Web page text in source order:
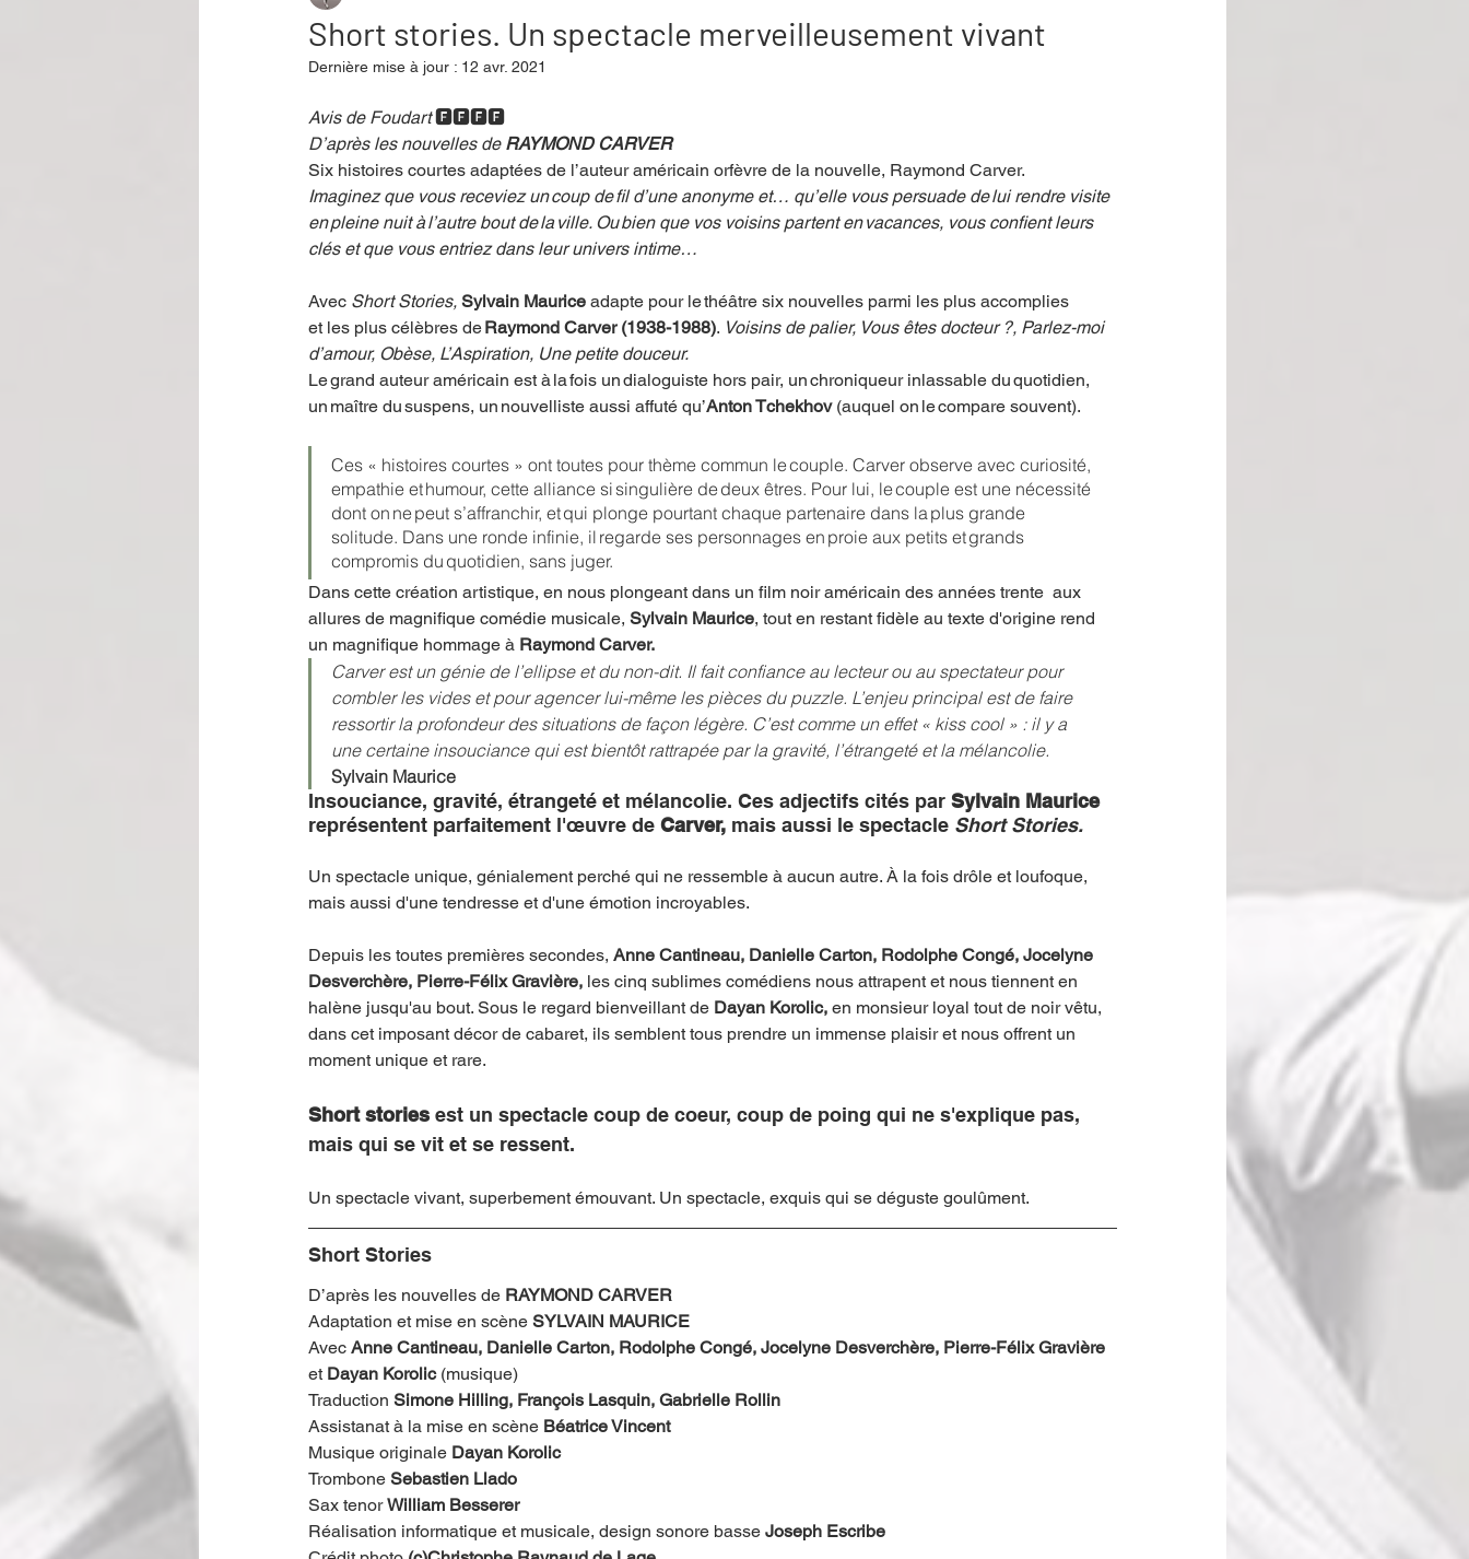
Événement Validé par Romane. Spécial Famille Littérature Cirque Interview
Offre spéciale Annuaire Théâtre - Musée Hommage
Short stories. Un spectacle merveilleusement vivant
Dernière mise à jour : 12 avr. 2021
Avis de Foudart 🅵🅵🅵🅵
D’après les nouvelles de RAYMOND CARVER
Six histoires courtes adaptées de l’auteur américain orfèvre de la nouvelle, Raymond Carver.
Imaginez que vous receviez un coup de fil d’une anonyme et… qu’elle vous persuade de lui rendre visite
en pleine nuit à l’autre bout de la ville. Ou bien que vos voisins partent en vacances, vous confient leurs
clés et que vous entriez dans leur univers intime…
Avec Short Stories, Sylvain Maurice adapte pour le théâtre six nouvelles parmi les plus accomplies
et  les plus célèbres de Raymond Carver (1938-1988). Voisins de palier, Vous êtes docteur ?, Parlez-moi
d’amour, Obèse, L’Aspiration, Une petite douceur.
Le grand auteur américain est à la fois un dialoguiste hors pair, un chroniqueur inlassable du quotidien,
un maître du suspens, un nouvelliste aussi affuté qu’Anton Tchekhov (auquel on le compare souvent).
Ces « histoires courtes » ont toutes pour thème commun le couple. Carver observe avec curiosité,
empathie et humour, cette alliance si singulière de deux êtres. Pour lui, le couple est une nécessité
dont on ne peut s’affranchir, et qui plonge pourtant chaque partenaire dans la plus grande
solitude. Dans une ronde infinie, il regarde ses personnages en proie aux petits et grands
compromis du quotidien, sans juger.
Dans cette création artistique, en nous plongeant dans un film noir américain des années trente  aux
allures de magnifique comédie musicale, Sylvain Maurice, tout en restant fidèle au texte d'origine rend
un magnifique hommage à Raymond Carver.
Carver est un génie de l’ellipse et du non-dit. Il fait confiance au lecteur ou au spectateur pour
combler les vides et pour agencer lui-même les pièces du puzzle. L’enjeu principal est de faire
ressortir la profondeur des situations de façon légère. C’est comme un effet « kiss cool » : il y a
une certaine insouciance qui est bientôt rattrapée par la gravité, l’étrangeté et la mélancolie.
Sylvain Maurice
Insouciance, gravité, étrangeté et mélancolie. Ces adjectifs cités par Sylvain Maurice
représentent parfaitement l'œuvre de Carver, mais aussi le spectacle Short Stories.
Un spectacle unique, génialement perché qui ne ressemble à aucun autre. À la fois drôle et loufoque,
mais aussi d'une tendresse et d'une émotion incroyables.
Depuis les toutes premières secondes, Anne Cantineau, Danielle Carton, Rodolphe Congé, Jocelyne
Desverchère, Pierre-Félix Gravière, les cinq sublimes comédiens nous attrapent et nous tiennent en
halène jusqu'au bout. Sous le regard bienveillant de Dayan Korolic, en monsieur loyal tout de noir vêtu,
dans cet imposant décor de cabaret, ils semblent tous prendre un immense plaisir et nous offrent un
moment unique et rare.
Short stories est un spectacle coup de coeur, coup de poing qui ne s'explique pas,
mais qui se vit et se ressent.
Un spectacle vivant, superbement émouvant. Un spectacle, exquis qui se déguste goulûment.
Short Stories
D’après les nouvelles de RAYMOND CARVER
Adaptation et mise en scène SYLVAIN MAURICE
Avec Anne Cantineau, Danielle Carton, Rodolphe Congé, Jocelyne Desverchère, Pierre-Félix Gravière
et Dayan Korolic (musique)
Traduction Simone Hilling, François Lasquin, Gabrielle Rollin
Assistanat à la mise en scène Béatrice Vincent
Musique originale Dayan Korolic
Trombone Sebastien Llado
Sax tenor William Besserer
Réalisation informatique et musicale, design sonore basse Joseph Escribe